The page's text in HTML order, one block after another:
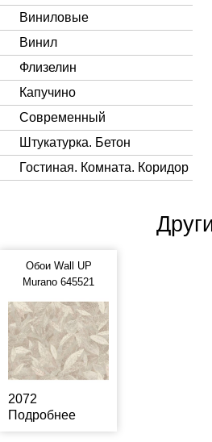
Виниловые
Винил
Флизелин
Капучино
Современный
Штукатурка. Бетон
Гостиная. Комната. Коридор
Обои Wall UP
Murano 645521
2072
Подробнее